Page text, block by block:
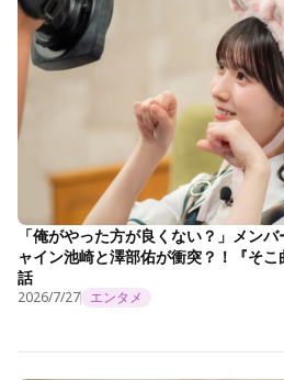
「俺がやった方が良くない？」メン
ャイン池崎と澤部佑が衝突？！『そ
話
2026/7/27 エンタメ